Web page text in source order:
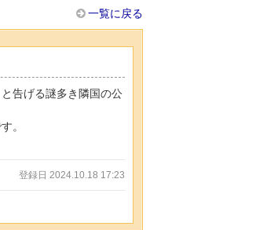
一覧に戻る
告げる謎多き隣国の公
。
登録日 2024.10.18 17:23